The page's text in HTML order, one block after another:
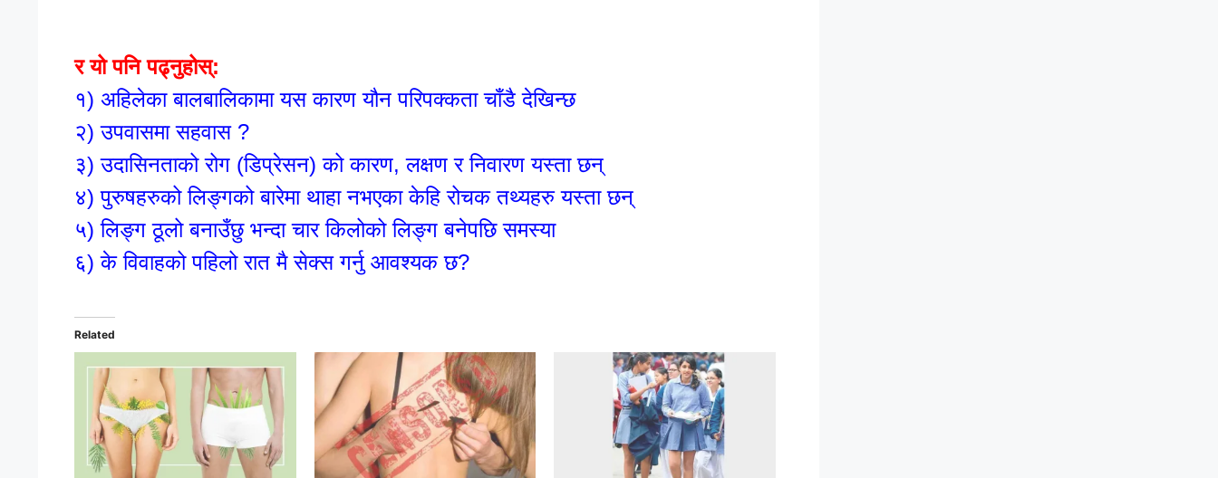
र यो पनि पढ्नुहोस्:
१) अहिलेका बालबालिकामा यस कारण यौन परिपक्कता चाँडै देखिन्छ
२)उपवासमा सहवास ?
३)उदासिनताको रोग (डिप्रेसन) को कारण, लक्षण र निवारण यस्ता छन्
४)पुरुषहरुको लिङ्गको बारेमा थाहा नभएका केहि रोचक तथ्यहरु यस्ता छन्
५)लिङ्ग ठूलो बनाउँछु भन्दा चार किलोको लिङ्ग बनेपछि समस्या
६)के विवाहको पहिलो रात मै सेक्स गर्नु आवश्यक छ?
Related